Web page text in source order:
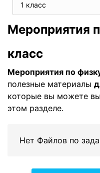
1 класс
Мероприятия
класс
Мероприятия по
полезные материалы
которые вы можете
этом разделе.
Нет Файлов по